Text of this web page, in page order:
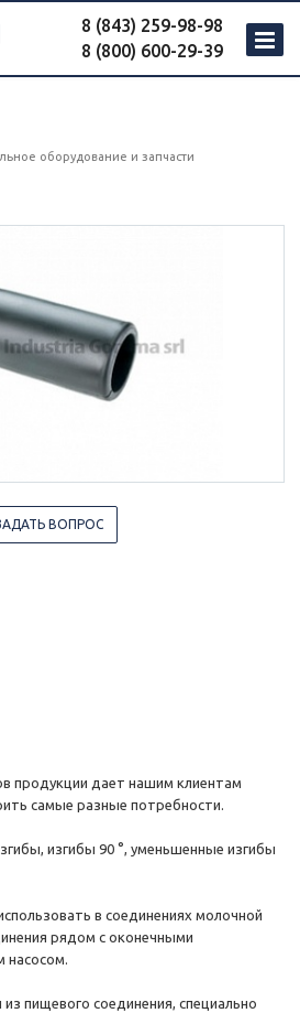
8 (843) 259-98-98
8 (800) 600-29-39
оборудование и запчасти
ВОПРОС
продукции дает нашим клиентам
самые разные потребности.
изгибы 90 °, уменьшенные изгибы
в соединениях молочной
рядом с оконечными
насосом.
пищевого соединения, специально